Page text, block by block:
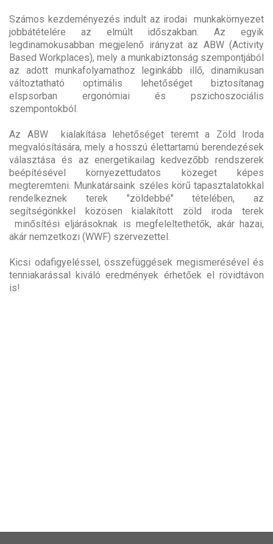
Számos kezdeményezés indult az irodai munkakörnyezet
jobbátételére az elmúlt időszakban. Az egyik
legdinamokusabban megjelenő irányzat az ABW (Activity
Based Workplaces), mely a munkabiztonság szempontjából
az adott munkafolyamathoz leginkább illő, dinamikusan
változtatható optimális lehetőséget biztosítanag
elspsorban ergonómiai és pszichoszociális
szempontokból.
Az ABW kialakítása lehetőséget teremt a Zöld Iroda
megvalósítására, mely a hosszú élettartamú berendezések
választása és az energetikailag kedvezőbb rendszerek
beépítésével környezettudatos közeget képes
megteremteni. Munkatársaink széles körű tapasztalatokkal
rendelkeznek terek "zöldebbé" tételében, az
segítségönkkel közösen kialakított zöld iroda terek
minősítési eljárásoknak is megfeleltethetők, akár hazai,
akár nemzetkozi (WWF) szervezettel.
Kicsi odafigyeléssel, összefüggések megismerésével és
tenniakarással kiváló eredmények érhetőek el rövidtávon
is!